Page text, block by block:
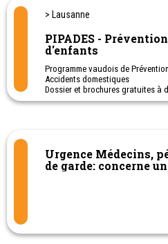
> Lausanne
PIPADES -
d'enfants
Programme vaudois de
Accidents domestiques
Dossier et brochures gratuites à
brûlure, d'ingestion de poison, de
Urgence Médecins,
de garde: concerne